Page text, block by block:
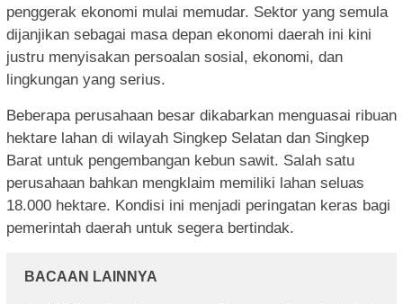
penggerak ekonomi mulai memudar. Sektor yang semula
dijanjikan sebagai masa depan ekonomi daerah ini kini
justru menyisakan persoalan sosial, ekonomi, dan
lingkungan yang serius.
Beberapa perusahaan besar dikabarkan menguasai ribuan
hektare lahan di wilayah Singkep Selatan dan Singkep
Barat untuk pengembangan kebun sawit. Salah satu
perusahaan bahkan mengklaim memiliki lahan seluas
18.000 hektare. Kondisi ini menjadi peringatan keras bagi
pemerintah daerah untuk segera bertindak.
BACAAN LAINNYA